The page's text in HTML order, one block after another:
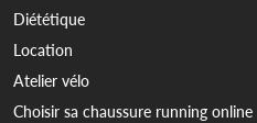
Diététique
Location
Atelier vélo
Choisir sa chaussure running online